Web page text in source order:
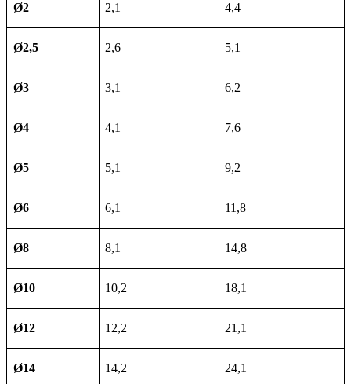
Ø2 2,1 4,4
Ø2,5 2,6 5,1
Ø3 3,1 6,2
Ø4 4,1 7,6
Ø5 5,1 9,2
Ø6 6,1 11,8
Ø8 8,1 14,8
Ø10 10,2 18,1
Ø12 12,2 21,1
Ø14 14,2 24,1